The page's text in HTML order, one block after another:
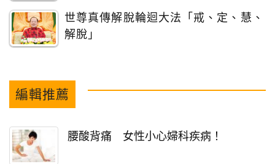
世尊真傳解脫輪迴大法「戒、定、慧、
解脫」
編輯推薦
腰酸背痛 女性小心婦科疾病！